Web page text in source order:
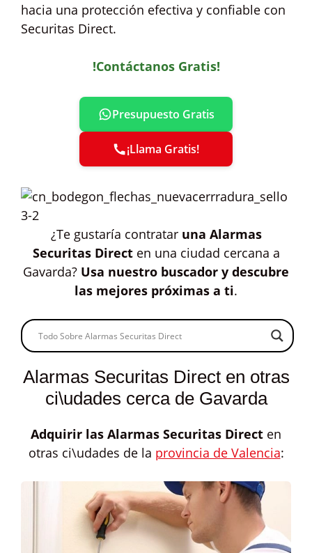
hacia una protección efectiva y confiable con
Securitas Direct.
!Contáctanos Gratis!
Presupuesto Gratis
¡Llama Gratis!
¿Te gustaría contratar una Alarmas
Securitas Directen una ciudad cercana a
Gavarda? Usa nuestro buscador y descubre
las mejores próximas a ti.
Alarmas Securitas Direct en otras
ci\udades cerca de Gavarda
Adquirir las Alarmas Securitas Direct en
otras ci\udades de la provincia de Valencia: